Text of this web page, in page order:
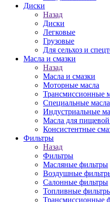
Диски
Назад
Диски
Легковые
Грузовые
Для сельхоз и
Масла и смазки
Назад
Масла и смазки
Моторные масла
Трансмиссионные
Специальные масла
Индустриальные
Масла для
Консистентные
Фильтры
Назад
Фильтры
Масляные фильтры
Воздушные
Салонные фильтры
Топливные
Трансмиссионные